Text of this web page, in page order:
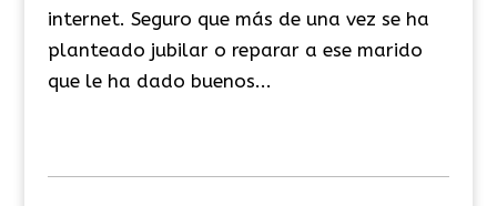
internet. Seguro que más de una vez se ha
planteado jubilar o reparar a ese marido
que le ha dado buenos...